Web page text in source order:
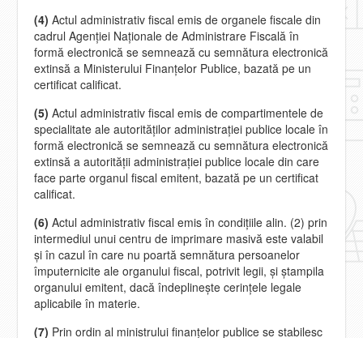
(4) Actul administrativ fiscal emis de organele fiscale din
cadrul Agenţiei Naţionale de Administrare Fiscală în
formă electronică se semnează cu semnătura electronică
extinsă a Ministerului Finanţelor Publice, bazată pe un
certificat calificat.
(5) Actul administrativ fiscal emis de compartimentele de
specialitate ale autorităţilor administraţiei publice locale în
formă electronică se semnează cu semnătura electronică
extinsă a autorităţii administraţiei publice locale din care
face parte organul fiscal emitent, bazată pe un certificat
calificat.
(6) Actul administrativ fiscal emis în condiţiile alin. (2) prin
intermediul unui centru de imprimare masivă este valabil
şi în cazul în care nu poartă semnătura persoanelor
împuternicite ale organului fiscal, potrivit legii, şi ştampila
organului emitent, dacă îndeplineşte cerinţele legale
aplicabile în materie.
(7) Prin ordin al ministrului finanţelor publice se stabilesc